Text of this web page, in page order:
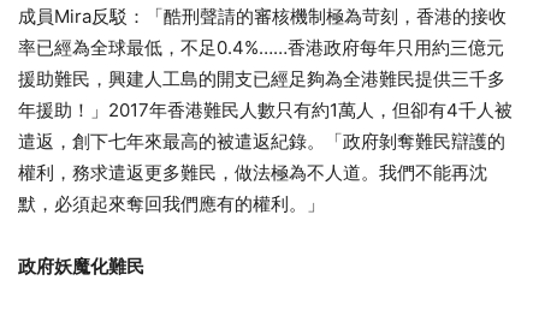
成員Mira反駁：「酷刑聲請的審核機制極為苛刻，香港的接收
率已經為全球最低，不足0.4%……香港政府每年只用約三億元
援助難民，興建人工島的開支已經足夠為全港難民提供三千多
年援助！」2017年香港難民人數只有約1萬人，但卻有4千人被
遣返，創下七年來最高的被遣返紀錄。「政府剝奪難民辯護的
權利，務求遣返更多難民，做法極為不人道。我們不能再沈
默，必須起來奪回我們應有的權利。」
政府妖魔化難民